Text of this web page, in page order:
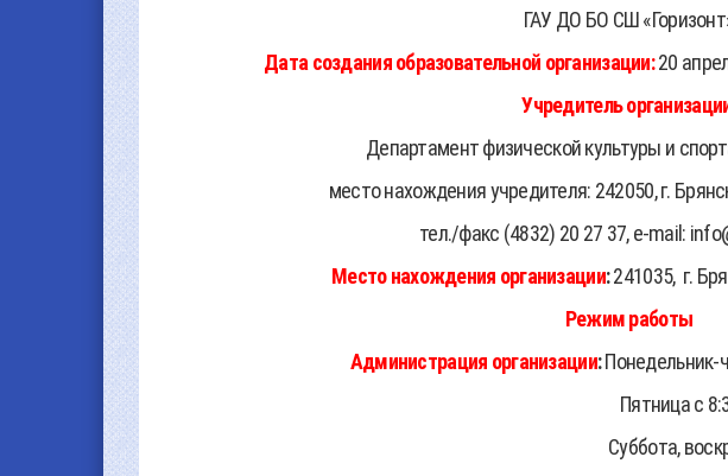
ГАУ ДО БО СШ
Дата создания образовательной организации:20
Учредитель
Департамент физической культуры и
место нахождения учредителя: 242050, г.
тел./факс (4832) 20 27 37, e-mail:
Место нахождения организации:241035, г.
Режим работы
Администрация организации:Понедельник-
Пятница с 8:30
Суббота, воскресенье —